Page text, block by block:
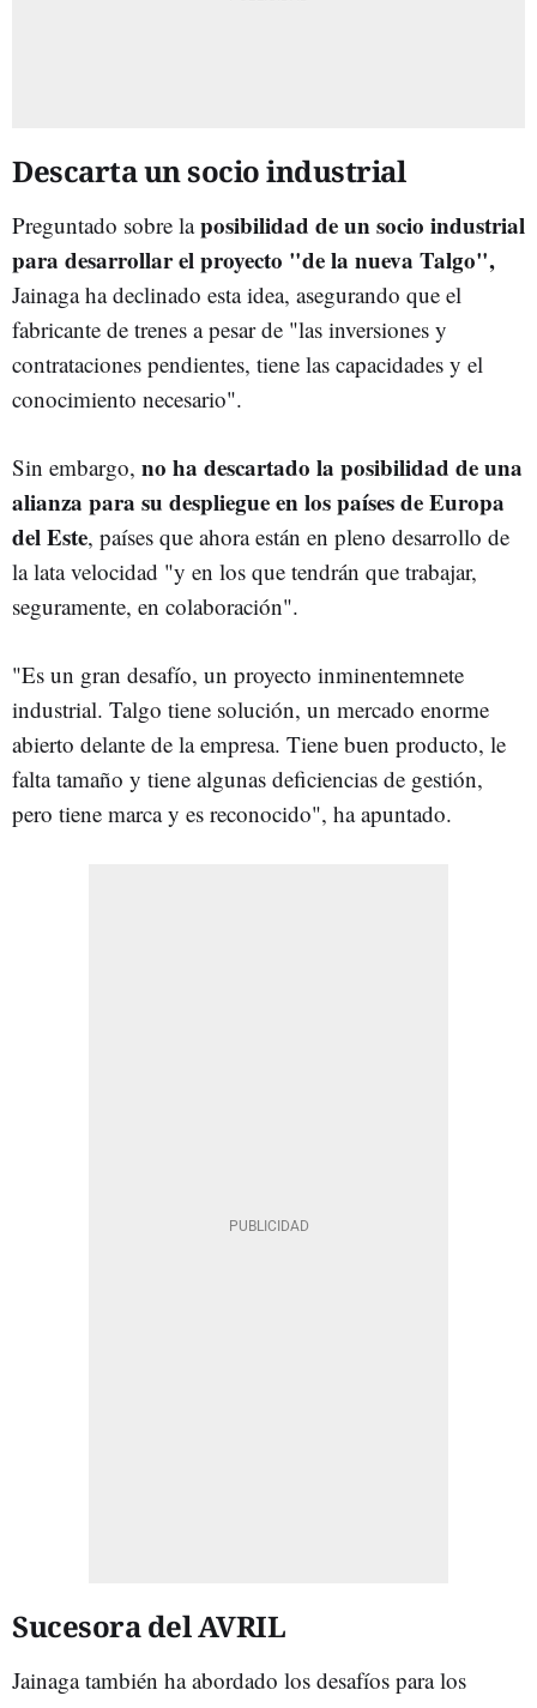
Descarta un socio industrial
Preguntado sobre laposibilidad de un socio industrial
para desarrollar el proyecto "de la nueva Talgo",
Jainaga ha declinado esta idea, asegurando que el
fabricante de trenes a pesar de "las inversiones y
contrataciones pendientes, tiene las capacidades y el
conocimiento necesario".
Sin embargo, no ha descartado la posibilidad de una
alianza para su despliegue en los países de Europa
del Este, países que ahora están en pleno desarrollo de
la lata velocidad "y en los que tendrán que trabajar,
seguramente, en colaboración".
"Es un gran desafío, un proyecto inminentemnete
industrial. Talgo tiene solución, un mercado enorme
abierto delante de la empresa. Tiene buen producto, le
falta tamaño y tiene algunas deficiencias de gestión,
pero tiene marca y es reconocido", ha apuntado.
Sucesora del AVRIL
Jainaga también ha abordado los desafíos para los